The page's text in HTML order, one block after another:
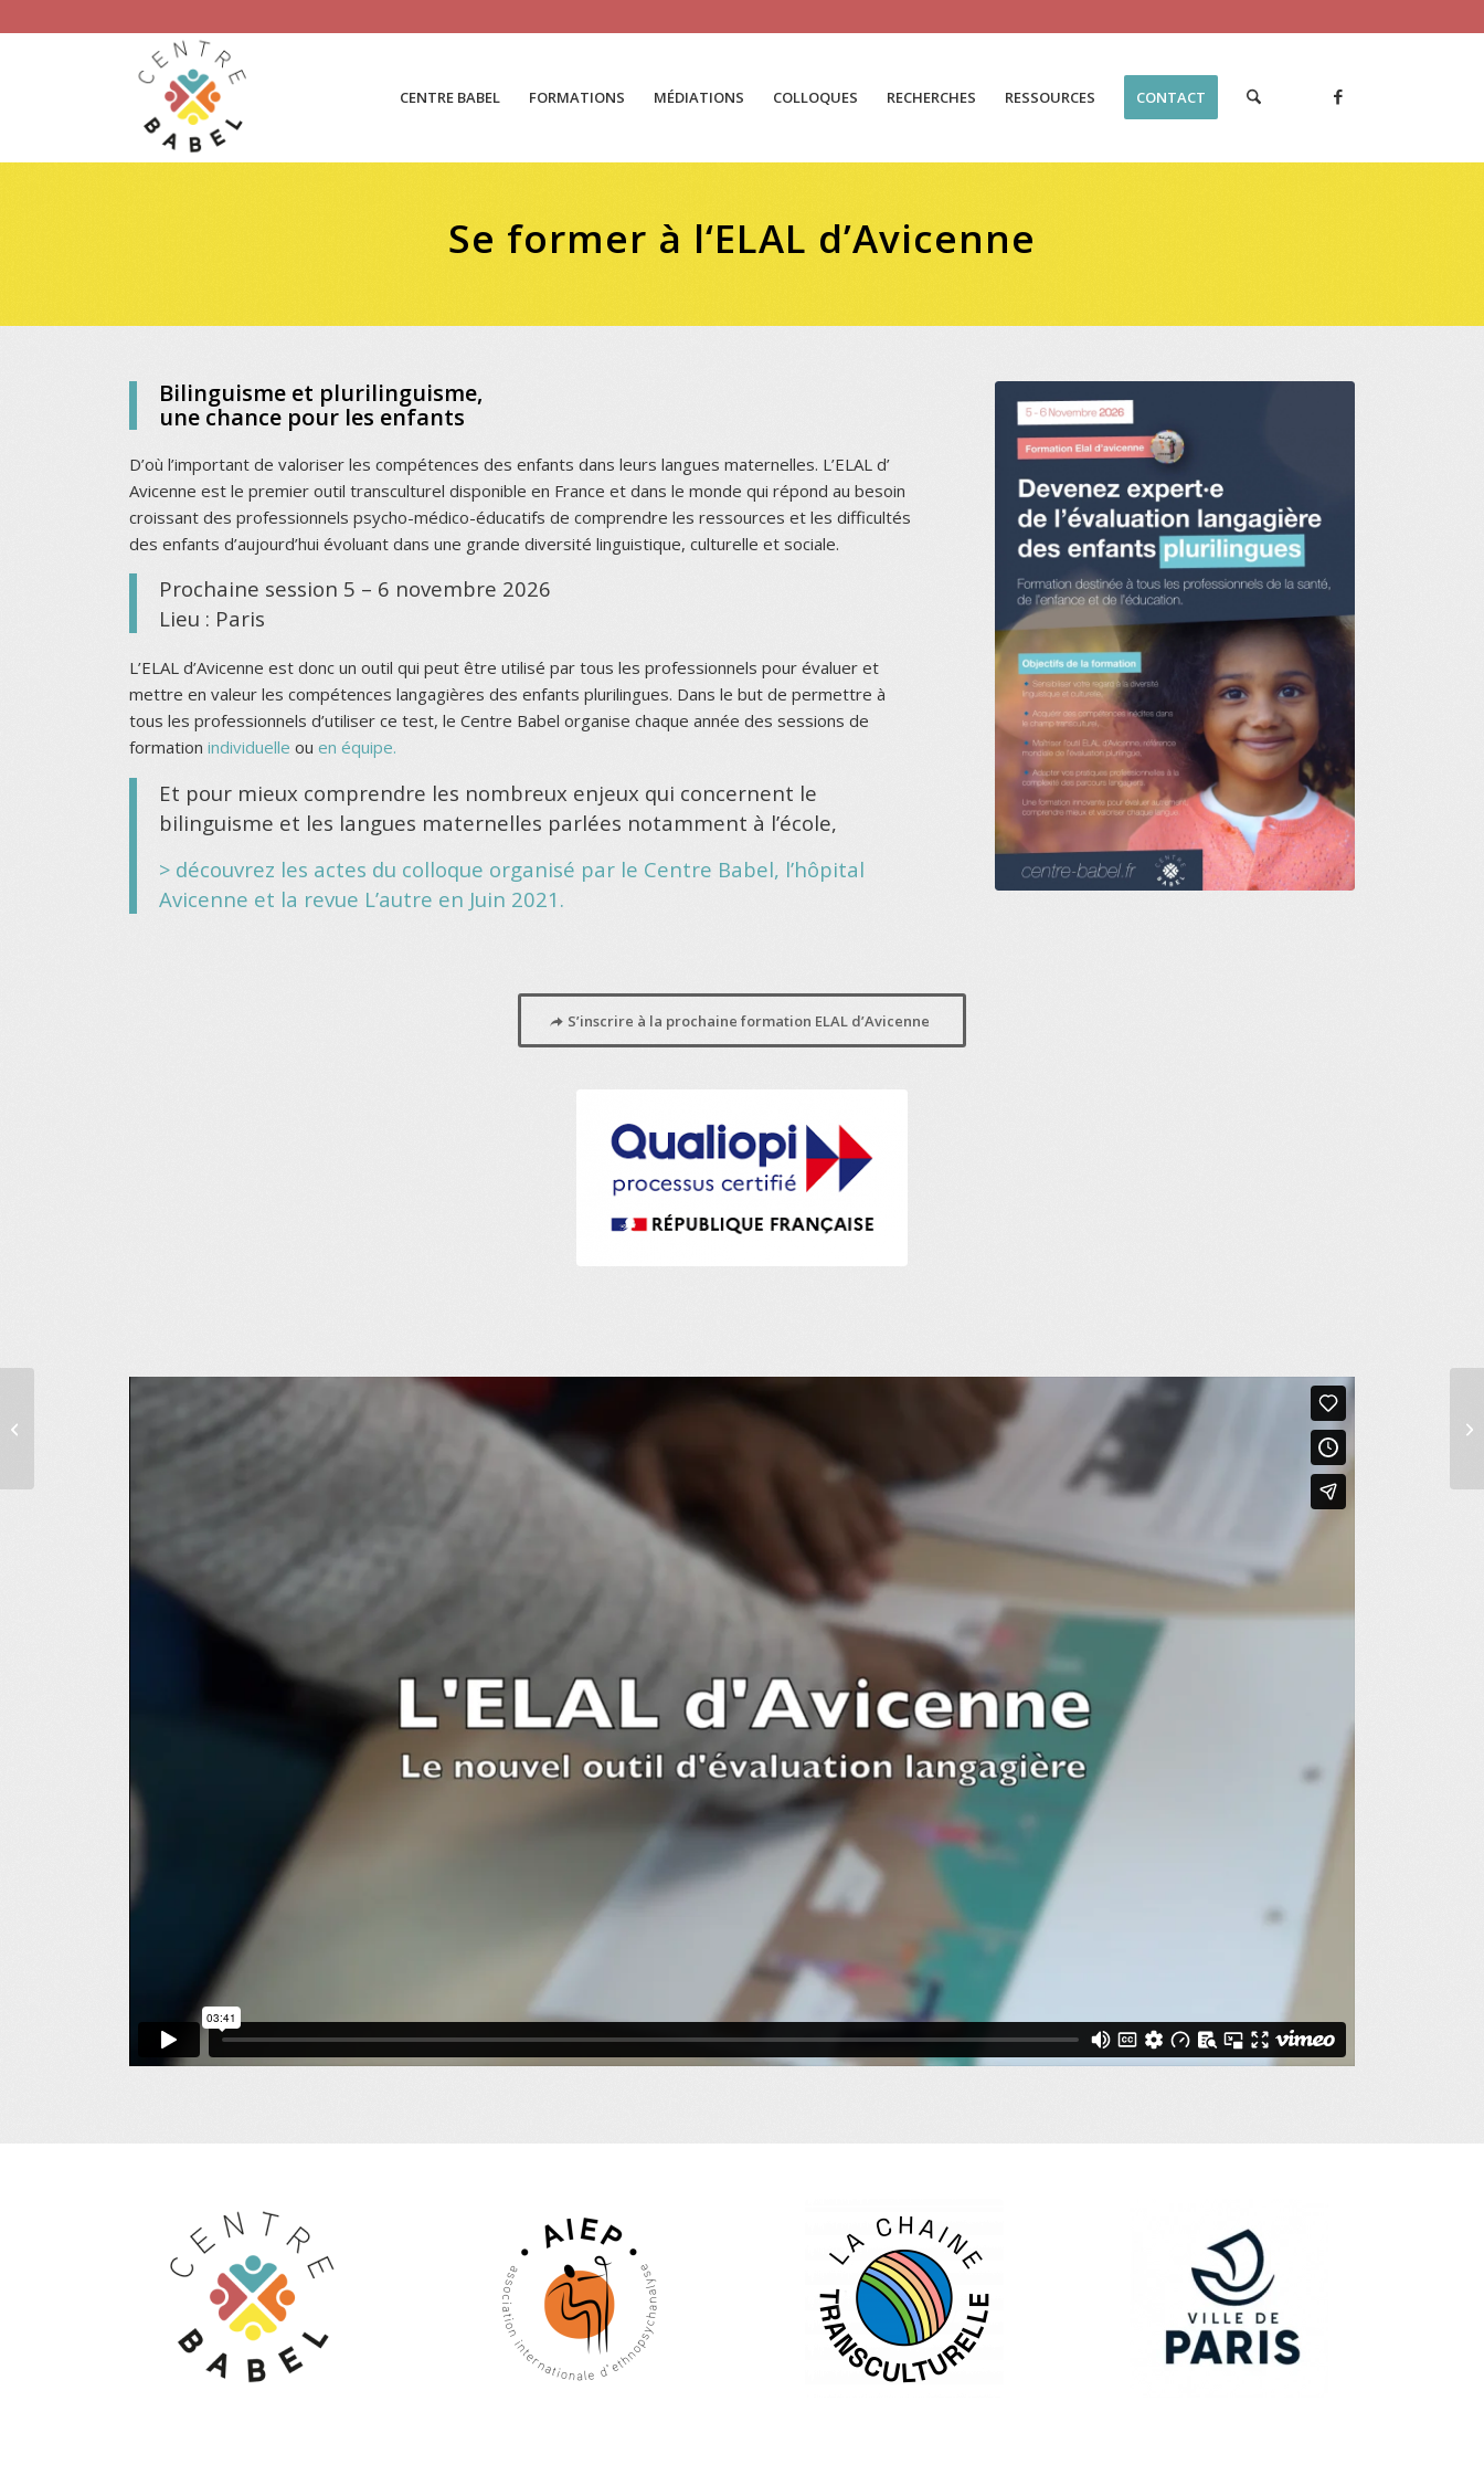
CENTRE BABEL FORMATIONS MÉDIATIONS COLLOQUES RECHERCHES RESSOURCES CONTACT
Se former à l‘ELAL d’Avicenne
Bilinguisme et plurilinguisme,
une chance pour les enfants
D’où l’important de valoriser les compétences des enfants dans leurs langues maternelles. L’ELAL d’
Avicenne est le premier outil transculturel disponible en France et dans le monde qui répond au besoin
croissant des professionnels psycho-médico-éducatifs de comprendre les ressources et les difficultés
des enfants d’aujourd’hui évoluant dans une grande diversité linguistique, culturelle et sociale.
Prochaine session 5 – 6 novembre 2026
Lieu : Paris
L’ELAL d’Avicenne est donc un outil qui peut être utilisé par tous les professionnels pour évaluer et
mettre en valeur les compétences langagières des enfants plurilingues. Dans le but de permettre à
tous les professionnels d’utiliser ce test, le Centre Babel organise chaque année des sessions de
formation individuelle ou en équipe.
Et pour mieux comprendre les nombreux enjeux qui concernent le
bilinguisme et les langues maternelles parlées notamment à l’école,
> découvrez les actes du colloque organisé par le Centre Babel, l’hôpital
Avicenne et la revue L’autre en Juin 2021.
S’inscrire à la prochaine formation ELAL d’Avicenne